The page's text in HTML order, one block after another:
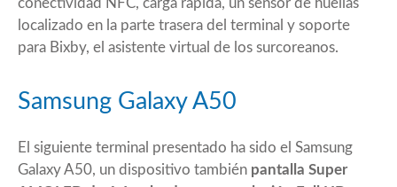
conectividad NFC, carga rápida, un sensor de huellas
localizado en la parte trasera del terminal y soporte
para Bixby, el asistente virtual de los surcoreanos.
Samsung Galaxy A50
El siguiente terminal presentado ha sido el Samsung
Galaxy A50, un dispositivo también pantalla Super